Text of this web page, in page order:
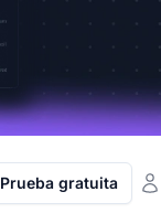
Prueba gratuita